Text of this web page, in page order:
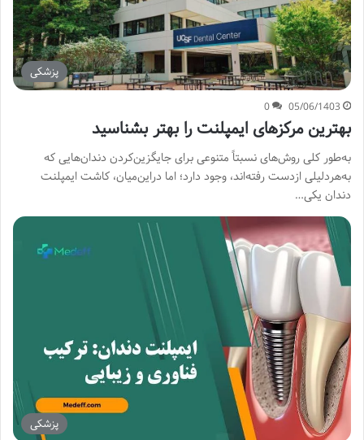
پزشکی
05/06/1403
0
بهترین مرکزهای ایمپلنت را بهتر بشناسید
به‌طور کلی روش‌های نسبتاً متنوعی برای جایگزین‌کردن دندان‌هایی که
به‌هردلیلی ازدست ‌رفته‌اند، وجود دارد؛ اما دراین‌میان، کاشت ایمپلنت
دندان یکی…
پزشکی